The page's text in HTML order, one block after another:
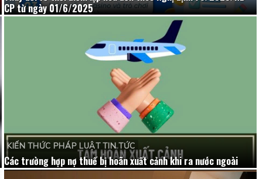
CP từ ngày 01/6/2025
KIẾN THỨC PHÁP LUẬT TIN TỨC
Các trường hợp nợ thuế bị hoãn xuất cảnh khi ra nước ngoài